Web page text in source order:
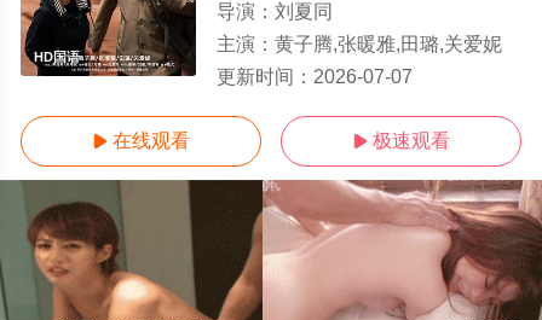
HD国语
导演： 刘夏同
主演： 黄子腾,张暖雅,田璐,关爱妮
更新时间： 2026-07-07
 在线观看  极速观看